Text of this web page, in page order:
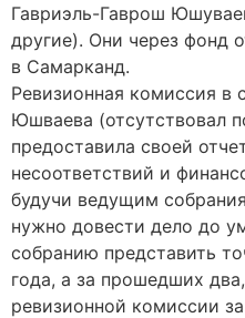
Гавриэль-Гаврош
другие). Они через фонд
в Самарканд.
Ревизионная комиссия в
Юшваева (отсутствовал
предоставила своей
несоответствий и
будучи ведущим
нужно довести дело до
собранию представить
года, а за прошедших
ревизионной комиссии